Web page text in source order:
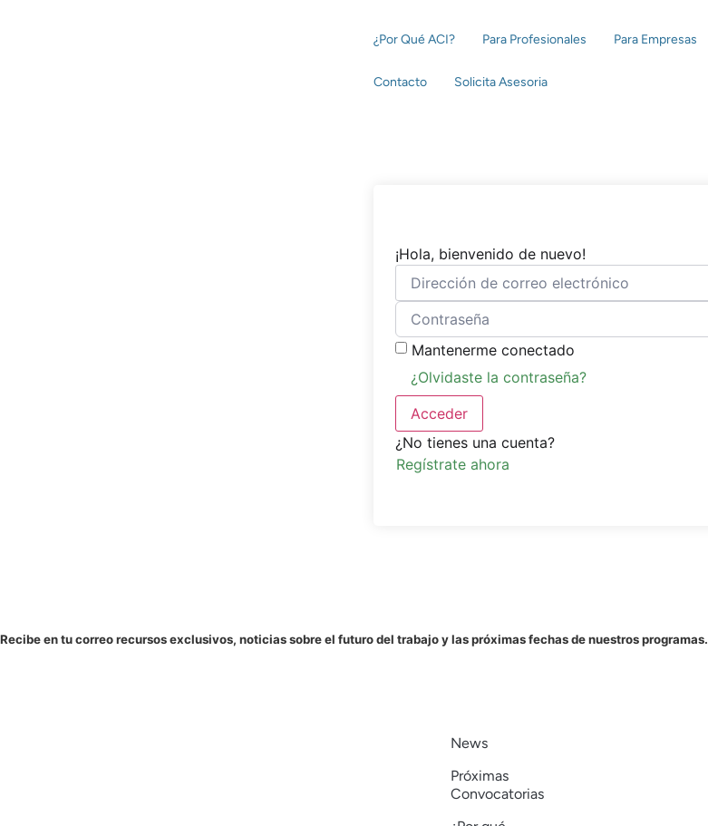
¿Por Qué ACI? Para Profesionales Para Empresas
Contacto Solicita Asesoria
¡Hola, bienvenido de nuevo!
Mantenerme conectado
¿Olvidaste la contraseña?
Acceder
¿No tienes una cuenta?
Regístrate ahora
Recibe en tu correo recursos exclusivos, noticias sobre el futuro del trabajo y las próximas fechas de nuestros programas.
News
Próximas
Convocatorias